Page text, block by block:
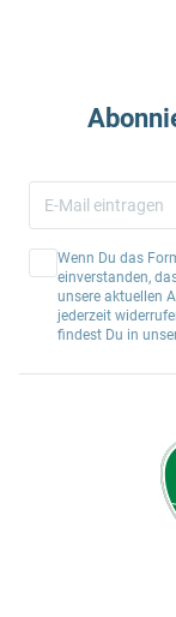
Wenn Du das
einverstanden,
unsere aktuellen
jederzeit
findest Du in